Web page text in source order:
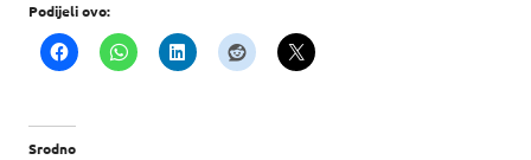
Podijeli ovo:
Srodno